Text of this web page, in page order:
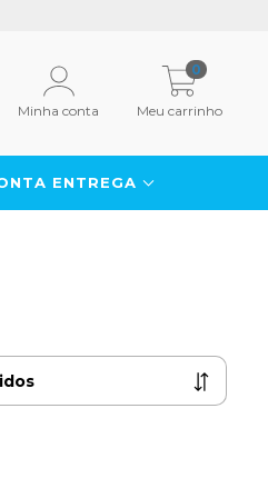
Minha conta Meu carrinho
0
ENTREGA